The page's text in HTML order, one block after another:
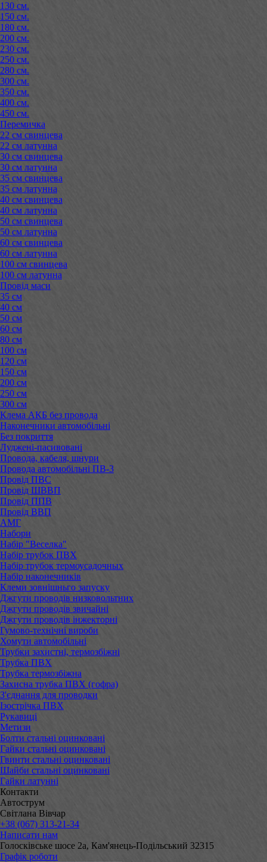
130 см.
150 см.
180 см.
200 см.
230 см.
250 см.
280 см.
300 см.
350 см.
400 см.
450 см.
Перемичка
22 см свинцева
22 см латунна
30 см свинцева
30 см латунна
35 см свинцева
35 см латунна
40 см свинцева
40 см латунна
50 см свинцева
50 см латунна
60 см свинцева
60 см латунна
100 см свинцева
100 см латунна
Провід маси
35 см
40 см
50 см
60 см
80 см
100 см
120 см
150 см
200 см
250 см
300 см
Клема АКБ без провода
Наконечники автомобільні
Без покриття
Луджені-пасивовані
Провода, кабеля, шнури
Провода автомобільні ПВ-3
Провід ПВС
Провід ШВВП
Провід ППВ
Провід ВВП
АМГ
Набори
Набір "Веселка"
Набір трубок ПВХ
Набір трубок термоусадочных
Набір наконечників
Клеми зовнішньго запуску
Джгути проводів низковольтних
Джгути проводів звичайні
Джгути проводів інжекторні
Гумово-технічні вироби
Хомути автомобільні
Трубки захистні, термозбіжні
Трубка ПВХ
Трубка термозбіжна
Захисна трубка ПВХ (гофра)
З'єднання для проводки
Ізострічка ПВХ
Рукавиці
Метизи
Болти стальні оцинковані
Гайки стальні оцинковані
Гвинти стальні оцинковані
Шайби стальні оцинковані
Гайки латунні
Контакти
Автострум
Світлана Вівчар
+38 (067) 313-21-34
Написати нам
Голосківське шосе 2а, Кам'янець-Подільський 32315
Графік роботи